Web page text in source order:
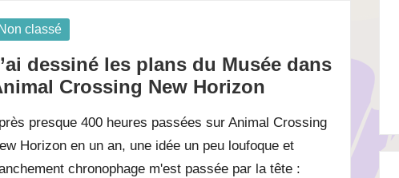
Non classé
dessiné les plans du Musée dans
Crossing New Horizon
presque 400 heures passées sur Animal Crossing
Horizon en un an, une idée un peu loufoque et
chronophage m'est passée par la tête :